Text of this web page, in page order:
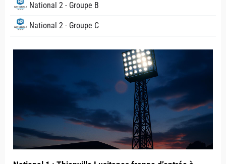
National 2 - Groupe B
National 2 - Groupe C